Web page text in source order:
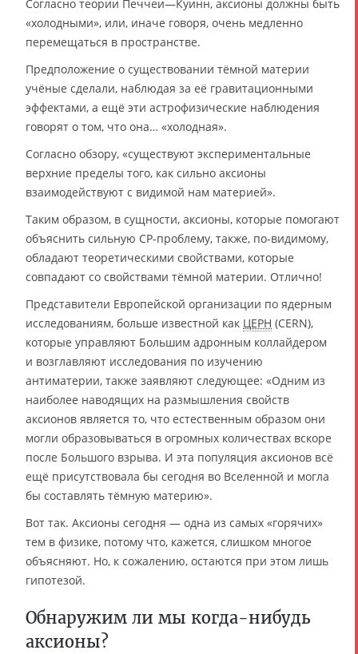
Согласно теории Печчеи—Куинн, аксионы должны быть
«холодными», или, иначе говоря, очень медленно
перемещаться в пространстве.
Предположение о существовании тёмной материи
учёные сделали, наблюдая за её гравитационными
эффектами, а ещё эти астрофизические наблюдения
говорят о том, что она… «холодная».
Согласно обзору, «существуют экспериментальные
верхние пределы того, как сильно аксионы
взаимодействуют с видимой нам материей».
Таким образом, в сущности, аксионы, которые помогают
объяснить сильную СР-проблему, также, по-видимому,
обладают теоретическими свойствами, которые
совпадают со свойствами тёмной материи. Отлично!
Представители Европейской организации по ядерным
исследованиям, больше известной как ЦЕРН (CERN),
которые управляют Большим адронным коллайдером
и возглавляют исследования по изучению
антиматерии, также заявляют следующее: «Одним из
наиболее наводящих на размышления свойств
аксионов является то, что естественным образом они
могли образовываться в огромных количествах вскоре
после Большого взрыва. И эта популяция аксионов всё
ещё присутствовала бы сегодня во Вселенной и могла
бы составлять тёмную материю».
Вот так. Аксионы сегодня — одна из самых «горячих»
тем в физике, потому что, кажется, слишком многое
объясняют. Но, к сожалению, остаются при этом лишь
гипотезой.
Обнаружим ли мы когда-нибудь
аксионы?